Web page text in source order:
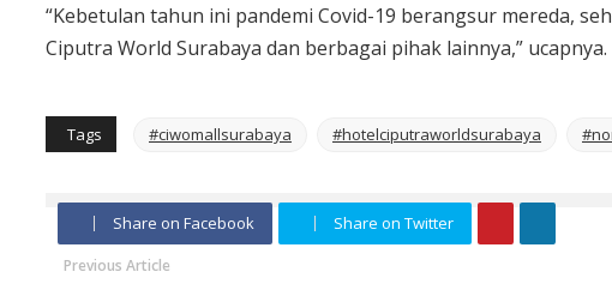
“Kebetulan tahun ini pandemi Covid-19 berangsur mereda,
Ciputra World Surabaya dan berbagai pihak lainnya,” ucapnya.
Tags #ciwomallsurabaya #hotelciputraworldsurabaya
Share on Facebook Share on Twitter
Previous Article